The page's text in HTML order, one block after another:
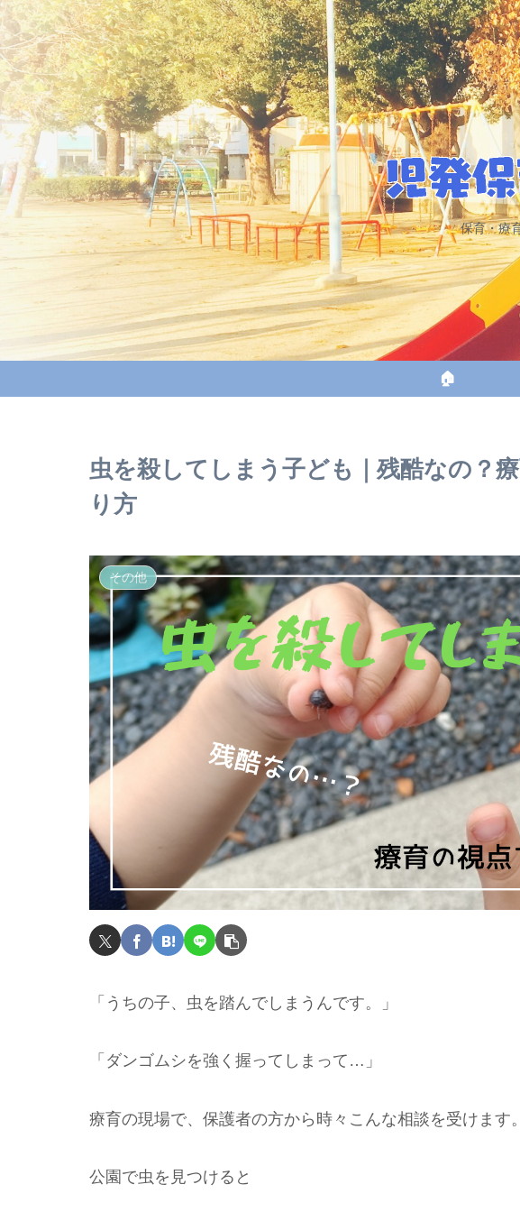
保育・療
🏠
虫を殺してしまう子ども｜残酷なの？
り方
その他
「うちの子、虫を踏んでしまうんです。」
「ダンゴムシを強く握ってしまって…」
療育の現場で、保護者の方から時々こんな相談を受けます。
公園で虫を見つけると